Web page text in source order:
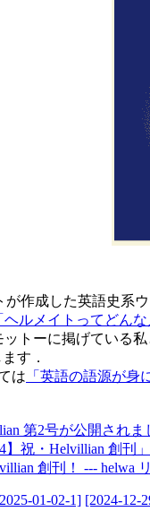
が作成した英語史系
ヘルメイトってどんな
トーに掲げている
す．
は 「英語の語源が身
第2号が公開され
】祝・Helvillian 創刊」
創刊！ --- helwa
01-02-1] [2024-12-